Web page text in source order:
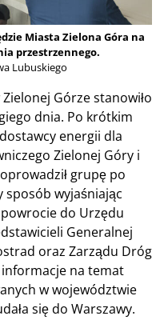
Miasta Zielona Góra na
przestrzennego.
Lubuskiego
Górze stanowiło
dnia. Po krótkim
energii dla
Zielonej Góry i
grupę po
sposób wyjaśniając
do Urzędu
Generalnej
oraz Zarządu Dróg
na temat
w województwie
się do Warszawy.